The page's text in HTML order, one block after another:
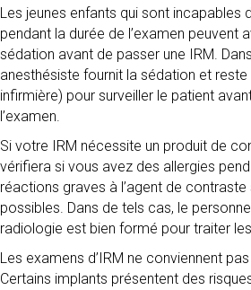
Les jeunes enfants qui sont incapables
pendant la durée de l’examen peuvent
sédation avant de passer une IRM.
anesthésiste fournit la sédation et reste
infirmière) pour surveiller le patient
l’examen.
Si votre IRM nécessite un produit de
vérifiera si vous avez des allergies
réactions graves à l’agent de
possibles. Dans de tels cas, le
radiologie est bien formé pour traiter
Les examens d’IRM ne conviennent
Certains implants présentent des